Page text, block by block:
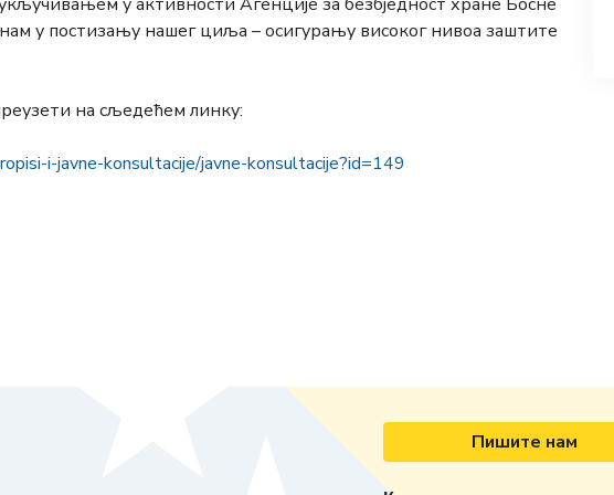
у постизању нашег циља – осигурању високог нивоа заштите
на сљедећем линку:
i-javne-konsultacije/javne-konsultacije?id=149
Пишите нам